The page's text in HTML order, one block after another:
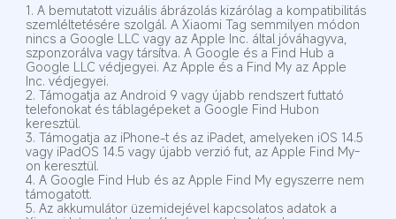
1. A bemutatott vizuális ábrázolás kizárólag a kompatibilitás
szemléltetésére szolgál. A Xiaomi Tag semmilyen módon
nincs a Google LLC vagy az Apple Inc. által jóváhagyva,
szponzorálva vagy társítva. A Google és a Find Hub a
Google LLC védjegyei. Az Apple és a Find My az Apple
Inc. védjegyei.
2. Támogatja az Android 9 vagy újabb rendszert futtató
telefonokat és táblagépeket a Google Find Hubon
keresztül.
3. Támogatja az iPhone-t és az iPadet, amelyeken iOS 14.5
vagy iPadOS 14.5 vagy újabb verzió fut, az Apple Find My-
on keresztül.
4. A Google Find Hub és az Apple Find My egyszerre nem
támogatott.
5. Az akkumulátor üzemidejével kapcsolatos adatok a